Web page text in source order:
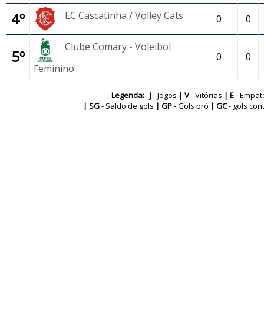
4º EC Cascatinha / Volley Cats 0 0
5º
Clube Comary - Voleibol
Feminino
0 0
Legenda: J- Jogos | V- Vitórias | E-
| SG- Saldo de gols | GP- Gols pró | GC- gols